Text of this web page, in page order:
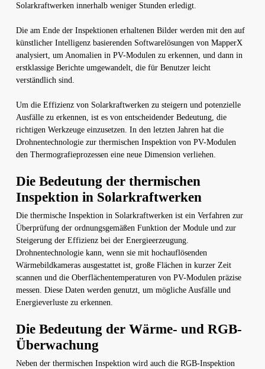
Solarkraftwerken innerhalb weniger Stunden erledigt.
Die am Ende der Inspektionen erhaltenen Bilder werden mit den auf
künstlicher Intelligenz basierenden Softwarelösungen von MapperX
analysiert, um Anomalien in PV-Modulen zu erkennen, und dann in
erstklassige Berichte umgewandelt, die für Benutzer leicht
verständlich sind.
Um die Effizienz von Solarkraftwerken zu steigern und potenzielle
Ausfälle zu erkennen, ist es von entscheidender Bedeutung, die
richtigen Werkzeuge einzusetzen. In den letzten Jahren hat die
Drohnentechnologie zur thermischen Inspektion von PV-Modulen
den Thermografieprozessen eine neue Dimension verliehen.
Die Bedeutung der thermischen
Inspektion in Solarkraftwerken
Die thermische Inspektion in Solarkraftwerken ist ein Verfahren zur
Überprüfung der ordnungsgemäßen Funktion der Module und zur
Steigerung der Effizienz bei der Energieerzeugung.
Drohnentechnologie kann, wenn sie mit hochauflösenden
Wärmebildkameras ausgestattet ist, große Flächen in kurzer Zeit
scannen und die Oberflächentemperaturen von PV-Modulen präzise
messen. Diese Daten werden genutzt, um mögliche Ausfälle und
Energieverluste zu erkennen.
Die Bedeutung der Wärme- und RGB-
Überwachung
Neben der thermischen Inspektion wird auch die RGB-Inspektion